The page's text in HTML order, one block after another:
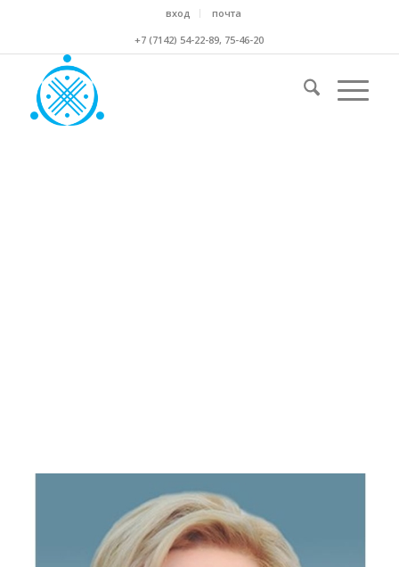
вход
почта
+7 (7142) 54-22-89, 75-46-20